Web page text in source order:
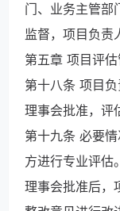
门、业务主管部
监督，项目负责
第五章 项目评
第十八条 项目
理事会批准，评
第十九条 必要
方进行专业评估
理事会批准后，